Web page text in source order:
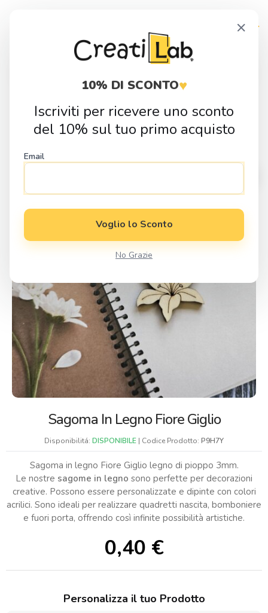
Home Fai da Te Sagome in Legno Natura
Sagoma in legno
Fiore Giglio
Sagoma In Legno Fiore Giglio
Disponibilitá: DISPONIBILE | Codice Prodotto: P9H7Y
Sagoma in legno Fiore Giglio legno di pioppo 3mm.
Le nostre sagome in legno sono perfette per decorazioni
creative. Possono essere personalizzate e dipinte con colori
acrilici. Sono ideali per realizzare quadretti nascita, bomboniere
e fuori porta, offrendo così infinite possibilità artistiche.
0,40 €
Personalizza il tuo Prodotto
×
10% DI SCONTO♥
Iscriviti per ricevere uno sconto
del 10% sul tuo primo acquisto
Email
Voglio lo Sconto
No Grazie